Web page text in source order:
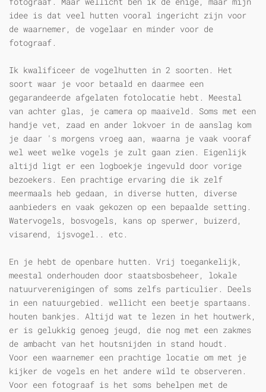
idee is dat veel hutten vooral ingericht zijn voor
de waarnemer, de vogelaar en minder voor de
fotograaf.
Ik kwalificeer de vogelhutten in 2 soorten. Het
soort waar je voor betaald en daarmee een
gegarandeerde afgelaten fotolocatie hebt. Meestal
van achter glas, je camera op maaiveld. Soms met een
handje vet, zaad en ander lokvoer in de aanslag kom
je daar 's morgens vroeg aan, waarna je vaak vooraf
wel weet welke vogels je zult gaan zien. Eigenlijk
altijd ligt er een logboekje ingevuld door vorige
bezoekers. Een prachtige ervaring die ik zelf
meermaals heb gedaan, in diverse hutten, diverse
aanbieders en vaak gekozen op een bepaalde setting.
Watervogels, bosvogels, kans op sperwer, buizerd,
visarend, ijsvogel.. etc.
En je hebt de openbare hutten. Vrij toegankelijk,
meestal onderhouden door staatsbosbeheer, lokale
natuurverenigingen of soms zelfs particulier. Deels
in een natuurgebied. wellicht een beetje spartaans.
houten bankjes. Altijd wat te lezen in het houtwerk,
er is gelukkig genoeg jeugd, die nog met een zakmes
de ambacht van het houtsnijden in stand houdt.
Voor een waarnemer een prachtige locatie om met je
kijker de vogels en het andere wild te observeren.
Voor een fotograaf is het soms behelpen met de